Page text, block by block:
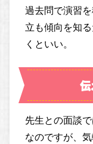
過去問で演習
立も傾向を知
くといい。
先生との面談
なのですが、